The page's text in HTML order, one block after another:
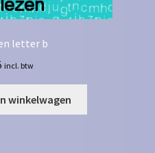
letter b
incl. btw
winkelwagen